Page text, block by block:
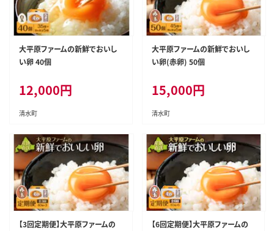
大平原ファームの新鮮でおいし
い卵 40個
12,000円
清水町
大平原ファームの新鮮でおいし
い卵(赤卵) 50個
15,000円
清水町
【3回定期便】大平原ファームの
【6回定期便】大平原ファームの